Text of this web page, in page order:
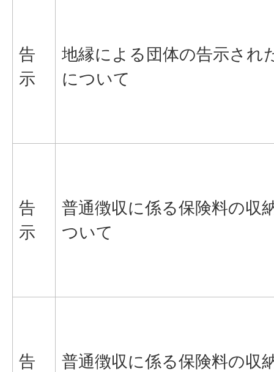
告
示
地縁による団体の告示され
について
告
示
普通徴収に係る保険料の収
ついて
告
普通徴収に係る保険料の収